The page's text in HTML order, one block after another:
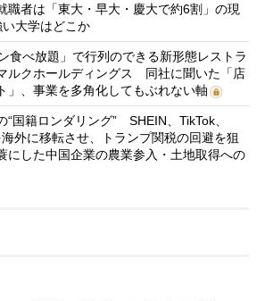
職者は「東大・早大・慶大で約6割」の現
大学はどこか
食べ放題」で行列のできる新形態レストラ
ルクホールディングス 同社に聞いた「店
」、事業を多角化してもぶれない軸
“国籍ロンダリング” SHEIN、TikTok、
外に移転させ、トランプ関税の回避を狙
した中国企業の農業参入・土地取得への